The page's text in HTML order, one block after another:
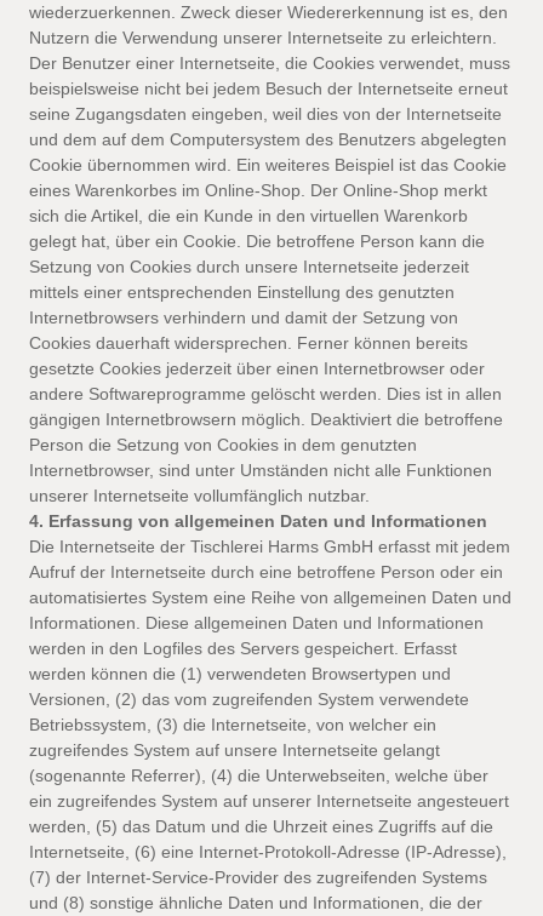
wiederzuerkennen. Zweck dieser Wiedererkennung ist es, den
Nutzern die Verwendung unserer Internetseite zu erleichtern.
Der Benutzer einer Internetseite, die Cookies verwendet, muss
beispielsweise nicht bei jedem Besuch der Internetseite erneut
seine Zugangsdaten eingeben, weil dies von der Internetseite
und dem auf dem Computersystem des Benutzers abgelegten
Cookie übernommen wird. Ein weiteres Beispiel ist das Cookie
eines Warenkorbes im Online-Shop. Der Online-Shop merkt
sich die Artikel, die ein Kunde in den virtuellen Warenkorb
gelegt hat, über ein Cookie. Die betroffene Person kann die
Setzung von Cookies durch unsere Internetseite jederzeit
mittels einer entsprechenden Einstellung des genutzten
Internetbrowsers verhindern und damit der Setzung von
Cookies dauerhaft widersprechen. Ferner können bereits
gesetzte Cookies jederzeit über einen Internetbrowser oder
andere Softwareprogramme gelöscht werden. Dies ist in allen
gängigen Internetbrowsern möglich. Deaktiviert die betroffene
Person die Setzung von Cookies in dem genutzten
Internetbrowser, sind unter Umständen nicht alle Funktionen
unserer Internetseite vollumfänglich nutzbar.
4. Erfassung von allgemeinen Daten und Informationen
Die Internetseite der Tischlerei Harms GmbH erfasst mit jedem
Aufruf der Internetseite durch eine betroffene Person oder ein
automatisiertes System eine Reihe von allgemeinen Daten und
Informationen. Diese allgemeinen Daten und Informationen
werden in den Logfiles des Servers gespeichert. Erfasst
werden können die (1) verwendeten Browsertypen und
Versionen, (2) das vom zugreifenden System verwendete
Betriebssystem, (3) die Internetseite, von welcher ein
zugreifendes System auf unsere Internetseite gelangt
(sogenannte Referrer), (4) die Unterwebseiten, welche über
ein zugreifendes System auf unserer Internetseite angesteuert
werden, (5) das Datum und die Uhrzeit eines Zugriffs auf die
Internetseite, (6) eine Internet-Protokoll-Adresse (IP-Adresse),
(7) der Internet-Service-Provider des zugreifenden Systems
und (8) sonstige ähnliche Daten und Informationen, die der